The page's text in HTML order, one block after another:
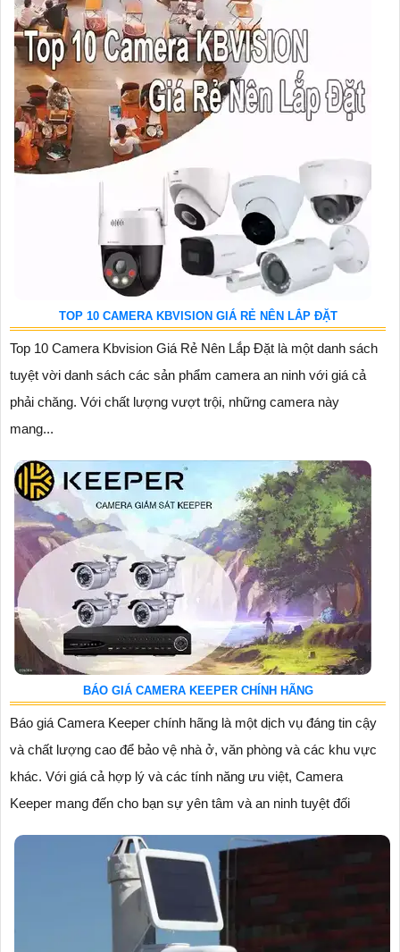
TOP 10 CAMERA KBVISION GIÁ RẺ NÊN LẮP ĐẶT
Top 10 Camera Kbvision Giá Rẻ Nên Lắp Đặt là một danh sách
tuyệt vời danh sách các sản phẩm camera an ninh với giá cả
phải chăng. Với chất lượng vượt trội, những camera này
mang...
BÁO GIÁ CAMERA KEEPER CHÍNH HÃNG
Báo giá Camera Keeper chính hãng là một dịch vụ đáng tin cậy
và chất lượng cao để bảo vệ nhà ở, văn phòng và các khu vực
khác. Với giá cả hợp lý và các tính năng ưu việt, Camera
Keeper mang đến cho bạn sự yên tâm và an ninh tuyệt đối